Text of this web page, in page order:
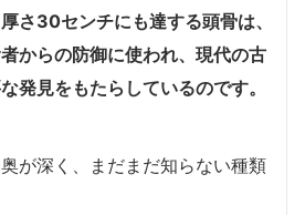
さ30センチにも達する頭骨は、
からの防御に使われ、現代の古
発見をもたらしているのです。
が深く、まだまだ知らない種類